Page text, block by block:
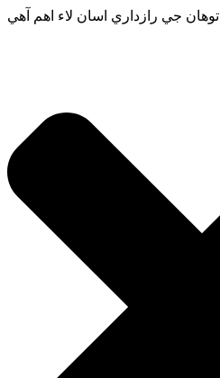
توهان جي رازداري اسان لاء اهم آهي